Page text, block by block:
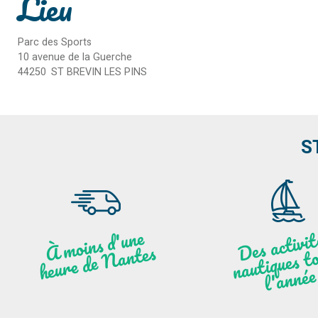
Parc des Sports
10 avenue de la Guerche
44250 ST BREVIN LES PINS
À
moi
ns
d'u
ne
heu
re
de
N
a
ntes quesnée